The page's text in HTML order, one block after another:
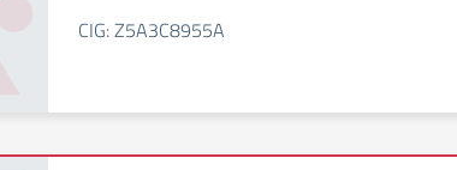
CIG: Z5A3C8955A